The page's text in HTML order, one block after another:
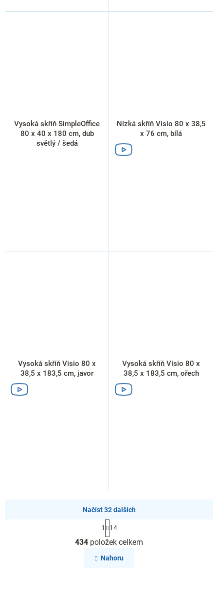
Vysoká skříň SimpleOffice
80 x 40 x 180 cm, dub
světlý / šedá
Nízká skříň Visio 80 x 38,5
x 76 cm, bílá
Vysoká skříň Visio 80 x
38,5 x 183,5 cm, javor
Vysoká skříň Visio 80 x
38,5 x 183,5 cm, ořech
O
v
l
Načíst 32 dalších
S
t
r
á
n
1 14
434 položek celkem
Nahoru